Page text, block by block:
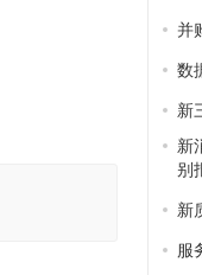
并
数
新
新
别
新
服